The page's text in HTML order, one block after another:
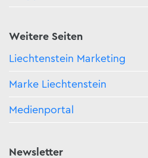
Weitere Seiten
Liechtenstein Marketing
Marke Liechtenstein
Medienportal
Newsletter